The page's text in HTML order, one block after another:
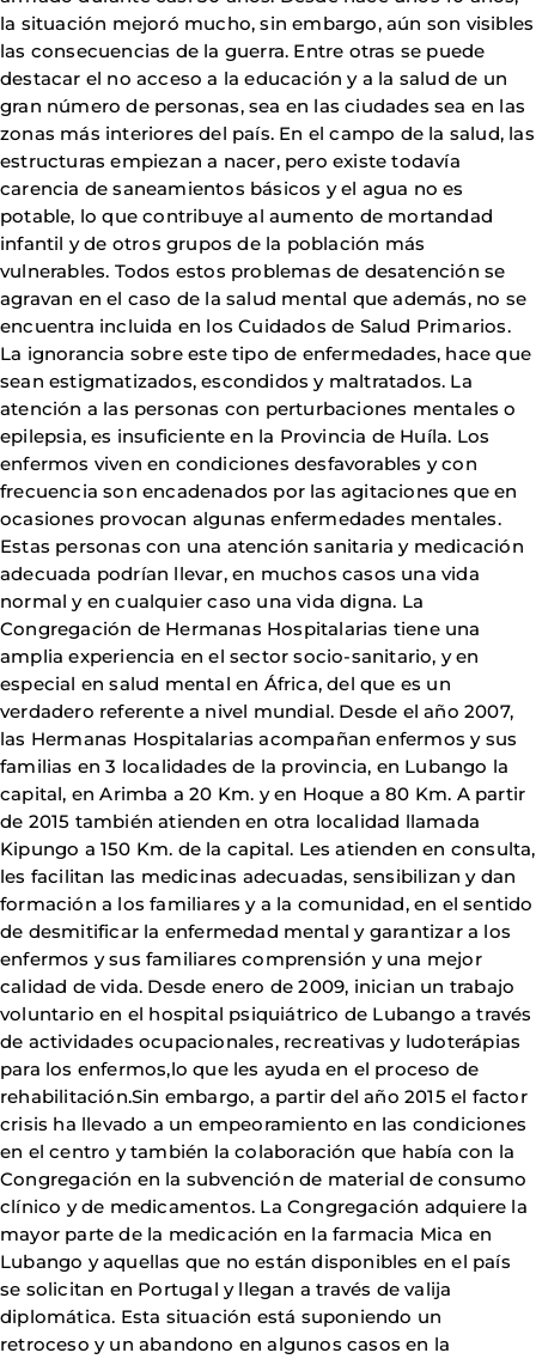
la situación mejoró mucho, sin embargo, aún son visibles
las consecuencias de la guerra. Entre otras se puede
destacar el no acceso a la educación y a la salud de un
gran número de personas, sea en las ciudades sea en las
zonas más interiores del país. En el campo de la salud, las
estructuras empiezan a nacer, pero existe todavía
carencia de saneamientos básicos y el agua no es
potable, lo que contribuye al aumento de mortandad
infantil y de otros grupos de la población más
vulnerables. Todos estos problemas de desatención se
agravan en el caso de la salud mental que además, no se
encuentra incluida en los Cuidados de Salud Primarios.
La ignorancia sobre este tipo de enfermedades, hace que
sean estigmatizados, escondidos y maltratados. La
atención a las personas con perturbaciones mentales o
epilepsia, es insuficiente en la Provincia de Huíla. Los
enfermos viven en condiciones desfavorables y con
frecuencia son encadenados por las agitaciones que en
ocasiones provocan algunas enfermedades mentales.
Estas personas con una atención sanitaria y medicación
adecuada podrían llevar, en muchos casos una vida
normal y en cualquier caso una vida digna. La
Congregación de Hermanas Hospitalarias tiene una
amplia experiencia en el sector socio-sanitario, y en
especial en salud mental en África, del que es un
verdadero referente a nivel mundial. Desde el año 2007,
las Hermanas Hospitalarias acompañan enfermos y sus
familias en 3 localidades de la provincia, en Lubango la
capital, en Arimba a 20 Km. y en Hoque a 80 Km. A partir
de 2015 también atienden en otra localidad llamada
Kipungo a 150 Km. de la capital. Les atienden en consulta,
les facilitan las medicinas adecuadas, sensibilizan y dan
formación a los familiares y a la comunidad, en el sentido
de desmitificar la enfermedad mental y garantizar a los
enfermos y sus familiares comprensión y una mejor
calidad de vida. Desde enero de 2009, inician un trabajo
voluntario en el hospital psiquiátrico de Lubango a través
de actividades ocupacionales, recreativas y ludoterápias
para los enfermos,lo que les ayuda en el proceso de
rehabilitación.Sin embargo, a partir del año 2015 el factor
crisis ha llevado a un empeoramiento en las condiciones
en el centro y también la colaboración que había con la
Congregación en la subvención de material de consumo
clínico y de medicamentos. La Congregación adquiere la
mayor parte de la medicación en la farmacia Mica en
Lubango y aquellas que no están disponibles en el país
se solicitan en Portugal y llegan a través de valija
diplomática. Esta situación está suponiendo un
retroceso y un abandono en algunos casos en la